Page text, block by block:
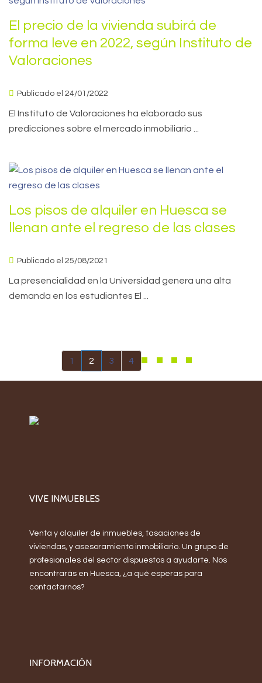
El precio de la vivienda subirá de
forma leve en 2022, según Instituto de
Valoraciones
Publicado el 24/01/2022
El Instituto de Valoraciones ha elaborado sus
predicciones sobre el mercado inmobiliario ...
Los pisos de alquiler en Huesca se
llenan ante el regreso de las clases
Publicado el 25/08/2021
La presencialidad en la Universidad genera una alta
demanda en los estudiantes El ...
1 2 3 4
VIVE INMUEBLES
Venta y alquiler de inmuebles, tasaciones de
viviendas, y asesoramiento inmobiliario. Un grupo de
profesionales del sector dispuestos a ayudarte. Nos
encontrarás en Huesca, ¿a qué esperas para
contactarnos?
INFORMACIÓN